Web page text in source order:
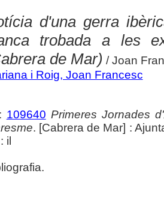
d'una gerra
trobada a les
de Mar) / Joan
i Roig, Joan Francesc
109640 Primeres Jornades
. [Cabrera de Mar] :
il